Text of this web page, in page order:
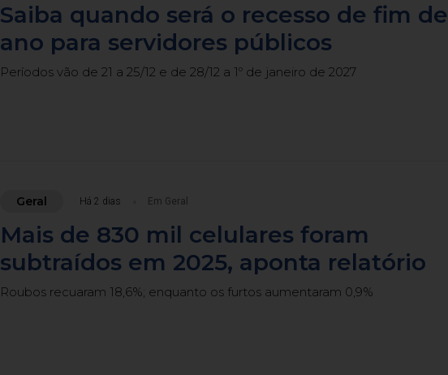
Saiba quando será o recesso de fim de
ano para servidores públicos
Períodos vão de 21 a 25/12 e de 28/12 a 1º de janeiro de 2027
Geral Há 2 dias Em Geral
Mais de 830 mil celulares foram
subtraídos em 2025, aponta relatório
Roubos recuaram 18,6%; enquanto os furtos aumentaram 0,9%